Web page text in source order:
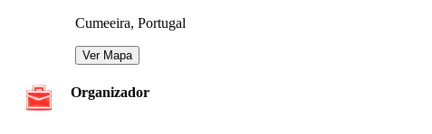
Cumeeira, Portugal
Organizador